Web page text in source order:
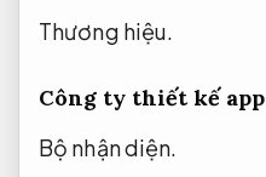
Thương hiệu.
Công ty thiết kế app
Bộ nhận diện.